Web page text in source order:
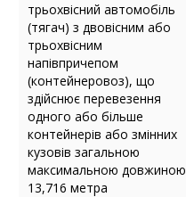
трьохвісний автомобіль
(тягач) з двовісним або
трьохвісним
напівпричепом
(контейнеровоз), що
здійснює перевезення
одного або більше
контейнерів або змінних
кузовів загальною
максимальною довжиною
13,716 метра